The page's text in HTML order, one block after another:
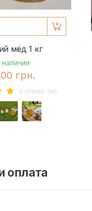
мёд 1 кг
наличии
грн.
3 отзыв(-ов)
оплата